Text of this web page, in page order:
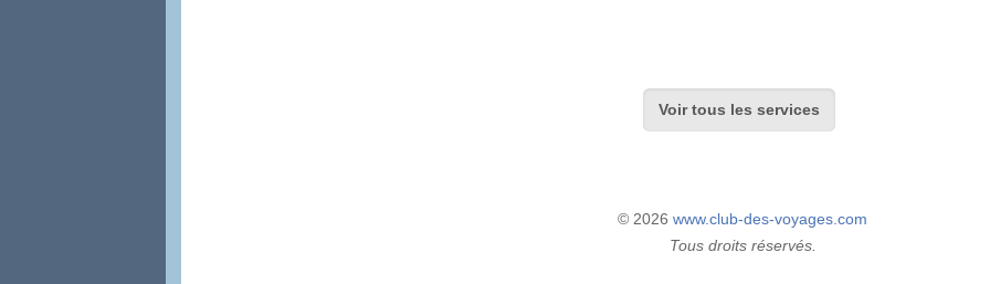
Voir tous les services
© 2026 www.club-des-voyages.com
Tous droits réservés.